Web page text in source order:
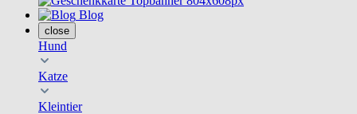
Blog
close
Hund
Katze
Kleintier